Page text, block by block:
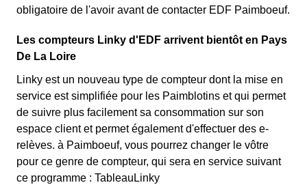
obligatoire de l'avoir avant de contacter EDF Paimboeuf.
Les compteurs Linky d'EDF arrivent bientôt en Pays
De La Loire
Linky est un nouveau type de compteur dont la mise en
service est simplifiée pour les Paimblotins et qui permet
de suivre plus facilement sa consommation sur son
espace client et permet également d'effectuer des e-
relèves. à Paimboeuf, vous pourrez changer le vôtre
pour ce genre de compteur, qui sera en service suivant
ce programme : TableauLinky